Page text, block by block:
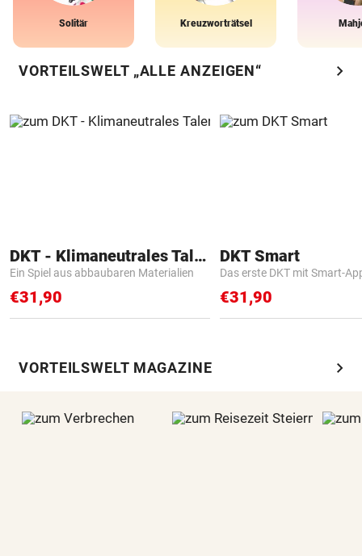
Solitär Kreuzworträtsel
VORTEILSWELT „ALLE ANZEIGEN“ chevron_right
DKT - Klimaneutrales Talent
Ein Spiel aus abbaubaren Materialien
€31,90
DKT Smart
Das erste DKT mit Smart-
€31,90
VORTEILSWELT MAGAZINE chevron_right